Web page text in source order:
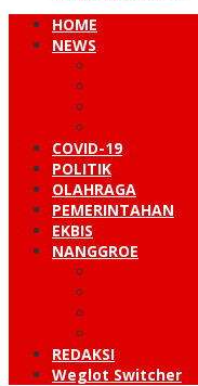
HOME
NEWS
COVID-19
POLITIK
OLAHRAGA
PEMERINTAHAN
EKBIS
NANGGROE
REDAKSI
Weglot Switcher